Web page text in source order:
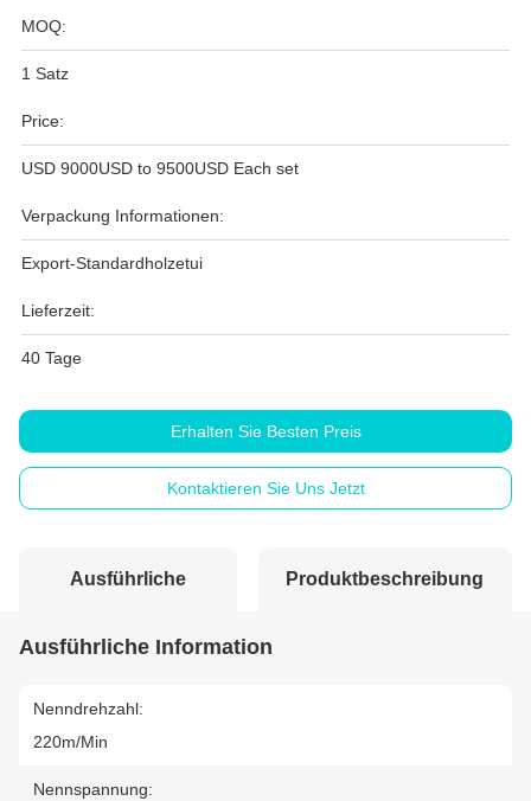
MOQ:
1 Satz
Price:
USD 9000USD to 9500USD Each set
Verpackung Informationen:
Export-Standardholzetui
Lieferzeit:
40 Tage
Erhalten Sie Besten Preis
Kontaktieren Sie Uns Jetzt
Ausführliche
Information
Produktbeschreibung
Ausführliche Information
Nenndrehzahl:
220m/min
Nennspannung: